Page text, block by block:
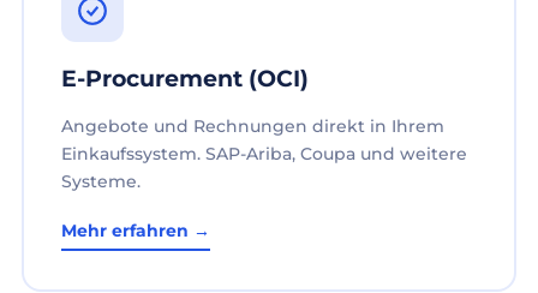
E-Procurement (OCI)
Angebote und Rechnungen direkt in Ihrem
Einkaufssystem. SAP-Ariba, Coupa und weitere
Systeme.
Mehr erfahren →